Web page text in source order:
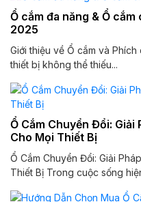
Ổ cắm đa năng & Ổ
2025
Giới thiệu về Ổ cắm và
thiết bị không thể thiếu...
Ổ Cắm Chuyển Đổi: Giải
Cho Mọi Thiết Bị
Ổ Cắm Chuyển Đổi: Giải
Thiết Bị Trong cuộc sống